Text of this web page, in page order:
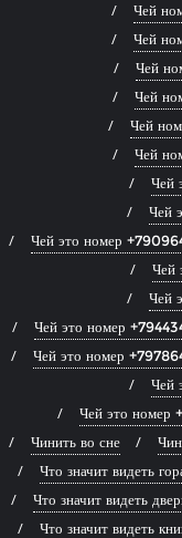
Чей
Чей
Чей
Чей
Чей
Чей
Чей
Чей
Чей это номер
Чей
Чей
Чей это номер
Чей это номер
Чей
Чей это номер
Чинить во сне
Что значит видеть
Что значит видеть
Что значит видеть